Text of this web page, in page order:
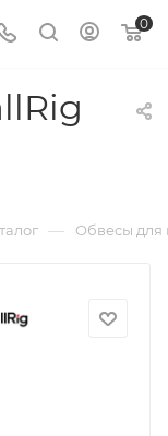
0
— Обвесы для